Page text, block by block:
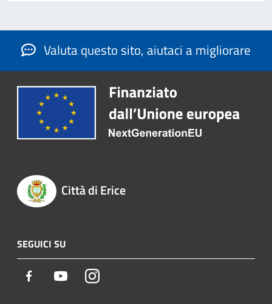
Valuta questo sito, aiutaci a migliorare
Città di Erice
SEGUICI SU
Facebook YoutubeInstagram